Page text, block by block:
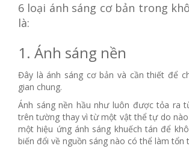
6 loại ánh sáng cơ bản trong
là:
1. Ánh sáng nền
Đây là ánh sáng cơ bản và cần thiết để
gian chung.
Ánh sáng nền hầu như luôn được tỏa ra
trên tường thay vì từ một vật thể tự do
một hiệu ứng ánh sáng khuếch tán để
biến đổi về nguồn sáng nào có thể làm tổn